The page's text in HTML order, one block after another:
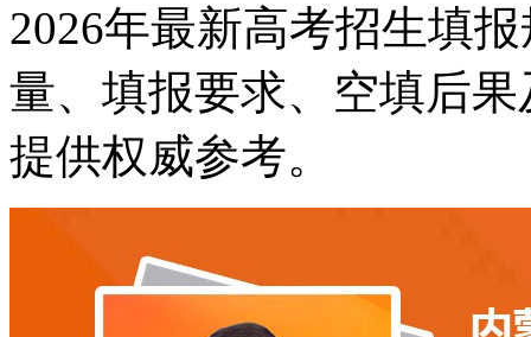
2026年最新高考招生填
量、填报要求、空填后
提供权威参考。